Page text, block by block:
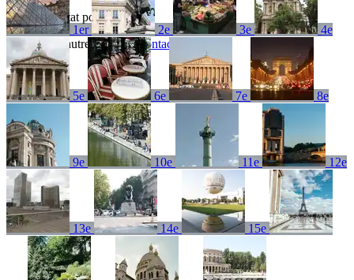
1er 2e 3e 4e
5e 6e 7e 8e
9e 10e 11e 12e
13e 14e 15e
Aucun résultat pour
Essayez un autre terme oucontactez-nous